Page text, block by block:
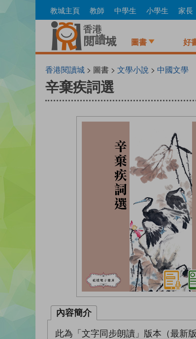
to
教城主頁 教師 中學生 小學生 家長
圖書 好
香港閱讀城 > 圖書 > 文學小說 > 中國文學
辛棄疾詞選
內容簡介
此為「文字同步朗讀」版本（最新